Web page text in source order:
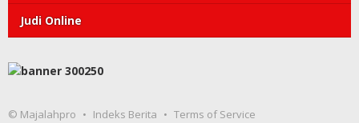
Judi Online
© Majalahpro Indeks Berita Terms of Service